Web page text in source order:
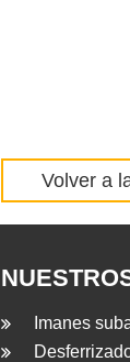
Volver a
Imanes